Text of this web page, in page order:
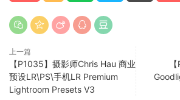
上一篇
【P1035】摄影师Chris Hau 商业
预设LR\PS\手机LR Premium
Lightroom Presets V3